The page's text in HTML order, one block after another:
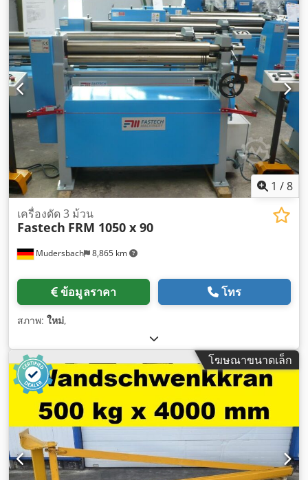
1 /8
Mudersbach 8,865 km
เครื่องดัด 3 ม้วน
Fastech FRM 1050 x 90
ข้อมูลราคา โทร
สภาพ: ใหม่,
โฆษณาขนาดเล็ก